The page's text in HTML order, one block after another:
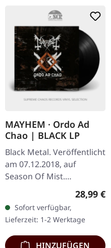
MAYHEM · Ordo Ad
Chao | BLACK LP
Black Metal. Veröffentlicht
am 07.12.2018, auf
Season Of Mist.
Schwarzes Vinyl im
Gatefold-Cover Das
Album "Ordo Ad Chao"
von Mayhem ist ein…
28,99 €
Sofort verfügbar,
Lieferzeit: 1-2 Werktage
HINZUFÜGEN